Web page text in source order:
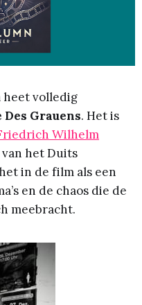
heet volledig
Grauens. Het is
Wilhelm
het Duits
in de film als een
en de chaos die de
meebracht.